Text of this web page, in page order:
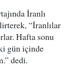
İranlı
“İranlılar
Hafta sonu
gün içinde
dedi.